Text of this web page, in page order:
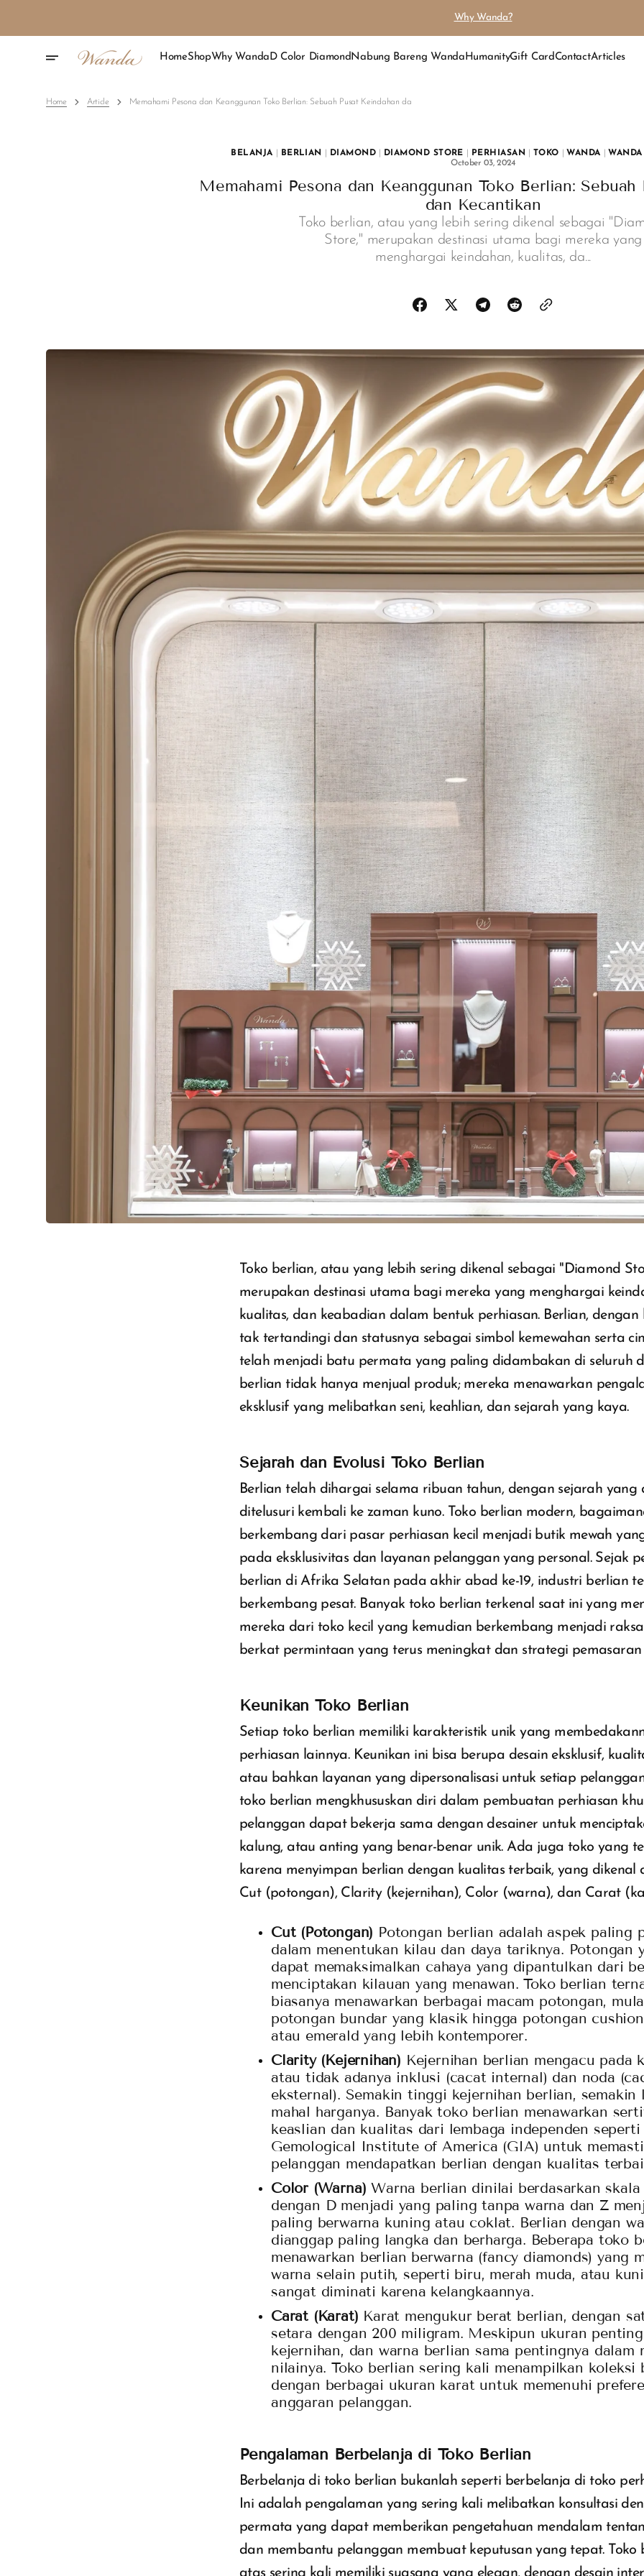
Why Wanda?
HomeShopWhy WandaD Color DiamondNabung Bareng WandaHumanityGift CardContactArticles
Home Article Memahami Pesona dan Keanggunan Toko Berlian: Sebuah Pusat Keindahan da
BELANJA BERLIAN DIAMOND DIAMOND STORE PERHIASAN TOKO WANDA
October 03, 2024
Memahami Pesona dan Keanggunan Toko Berlian: Sebuah
dan Kecantikan
Toko berlian, atau yang lebih sering dikenal sebagai
Store," merupakan destinasi utama bagi mereka yang
menghargai keindahan, kualitas, da...
Toko berlian, atau yang lebih sering dikenal sebagai "Diamond
merupakan destinasi utama bagi mereka yang menghargai
kualitas, dan keabadian dalam bentuk perhiasan. Berlian,
tak tertandingi dan statusnya sebagai simbol kemewahan serta
telah menjadi batu permata yang paling didambakan di seluruh
berlian tidak hanya menjual produk; mereka menawarkan
eksklusif yang melibatkan seni, keahlian, dan sejarah yang kaya.
Sejarah dan Evolusi Toko Berlian
Berlian telah dihargai selama ribuan tahun, dengan sejarah yang
ditelusuri kembali ke zaman kuno. Toko berlian modern,
berkembang dari pasar perhiasan kecil menjadi butik mewah
pada eksklusivitas dan layanan pelanggan yang personal. Sejak
berlian di Afrika Selatan pada akhir abad ke-19, industri berlian
berkembang pesat. Banyak toko berlian terkenal saat ini yang
mereka dari toko kecil yang kemudian berkembang menjadi
berkat permintaan yang terus meningkat dan strategi pemasaran
Keunikan Toko Berlian
Setiap toko berlian memiliki karakteristik unik yang
perhiasan lainnya. Keunikan ini bisa berupa desain eksklusif,
atau bahkan layanan yang dipersonalisasi untuk setiap
toko berlian mengkhususkan diri dalam pembuatan perhiasan
pelanggan dapat bekerja sama dengan desainer untuk
kalung, atau anting yang benar-benar unik. Ada juga toko yang
karena menyimpan berlian dengan kualitas terbaik, yang dikenal
Cut (potongan), Clarity (kejernihan), Color (warna), dan Carat
Cut (Potongan) Potongan berlian adalah aspek paling
dalam menentukan kilau dan daya tariknya. Potongan
dapat memaksimalkan cahaya yang dipantulkan dari
menciptakan kilauan yang menawan. Toko berlian
biasanya menawarkan berbagai macam potongan,
potongan bundar yang klasik hingga potongan
atau emerald yang lebih kontemporer.
Clarity (Kejernihan) Kejernihan berlian mengacu pada
atau tidak adanya inklusi (cacat internal) dan noda
eksternal). Semakin tinggi kejernihan berlian, semakin
mahal harganya. Banyak toko berlian menawarkan
keaslian dan kualitas dari lembaga independen seperti
Gemological Institute of America (GIA) untuk
pelanggan mendapatkan berlian dengan kualitas
Color (Warna) Warna berlian dinilai berdasarkan
dengan D menjadi yang paling tanpa warna dan Z
paling berwarna kuning atau coklat. Berlian dengan
dianggap paling langka dan berharga. Beberapa toko
menawarkan berlian berwarna (fancy diamonds) yang
warna selain putih, seperti biru, merah muda, atau
sangat diminati karena kelangkaannya.
Carat (Karat) Karat mengukur berat berlian, dengan
setara dengan 200 miligram. Meskipun ukuran
kejernihan, dan warna berlian sama pentingnya dalam
nilainya. Toko berlian sering kali menampilkan koleksi
dengan berbagai ukuran karat untuk memenuhi
anggaran pelanggan.
Pengalaman Berbelanja di Toko Berlian
Berbelanja di toko berlian bukanlah seperti berbelanja di toko
Ini adalah pengalaman yang sering kali melibatkan konsultasi
permata yang dapat memberikan pengetahuan mendalam
dan membantu pelanggan membuat keputusan yang tepat. Toko
atas sering kali memiliki suasana yang elegan, dengan desain